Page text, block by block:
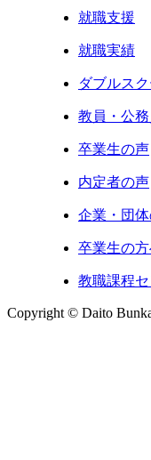
就職支援
就職実績
ダブルス
教員・公
卒業生の声
内定者の声
企業・団
卒業生の
教職課程
Copyright © Daito